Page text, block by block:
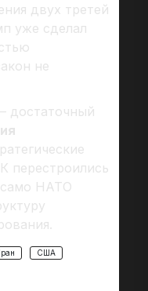
двух третей
уже сделал
не
достаточный
перестроились
само НАТО
США